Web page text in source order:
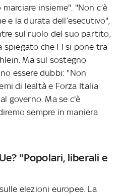
insieme". "Non c’è
e la durata dell’esecutivo",
sul ruolo del suo partito,
spiegato che FI si pone tra
Ma sul sostegno
essere dubbi: "Non
di lealtà e Forza Italia
governo. Ma se c'è
sempre in maniera
"Popolari, liberali e
elezioni europee. La